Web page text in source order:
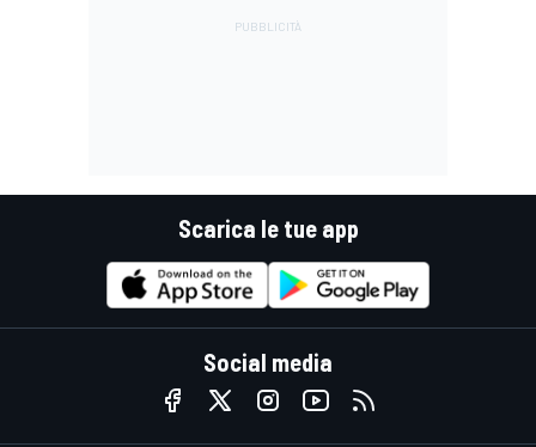
Scarica le tue app
Social media